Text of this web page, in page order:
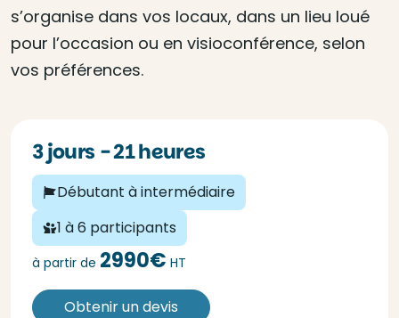
s’organise dans vos locaux, dans un lieu loué
pour l’occasion ou en visioconférence, selon
vos préférences.
3 jours - 21 heures
Débutant à intermédiaire
1 à 6 participants
à partir de 2990€ HT
Obtenir un devis